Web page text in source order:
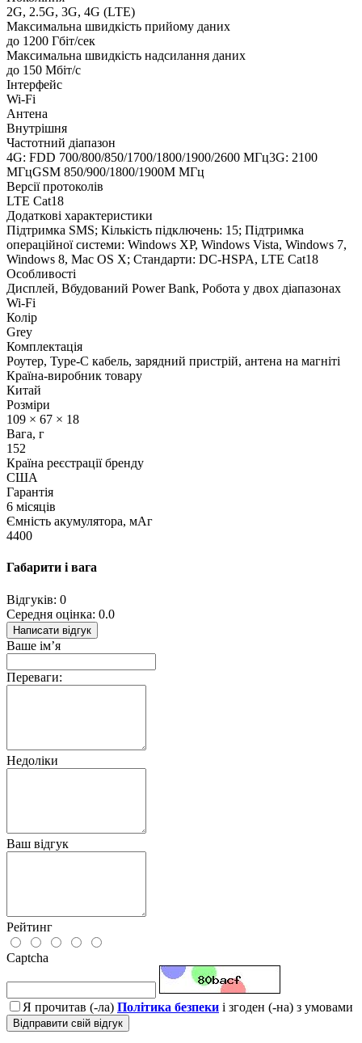
2G, 2.5G, 3G, 4G (LTE)
Максимальна швидкість прийому даних
до 1200 Гбіт/сек
Максимальна швидкість надсилання даних
до 150 Мбіт/с
Інтерфейс
Wi-Fi
Антена
Внутрішня
Частотний діапазон
4G: FDD 700/800/850/1700/1800/1900/2600 МГц3G: 2100
МГцGSM 850/900/1800/1900M МГц
Версії протоколів
LTE Cat18
Додаткові характеристики
Підтримка SMS; Кількість підключень: 15; Підтримка
операційної системи: Windows XP, Windows Vista, Windows 7,
Windows 8, Mac OS X; Стандарти: DC-HSPA, LTE Cat18
Особливості
Дисплей, Вбудований Power Bank, Робота у двох діапазонах
Wi-Fi
Колір
Grey
Комплектація
Роутер, Type-C кабель, зарядний пристрій, антена на магніті
Країна-виробник товару
Китай
Розміри
109 × 67 × 18
Вага, г
152
Країна реєстрації бренду
США
Гарантія
6 місяців
Ємність акумулятора, мАг
4400
Габарити і вага
Відгуків: 0
Середня оцінка: 0.0
Написати відгук
Ваше ім’я
Переваги:
Недоліки
Ваш відгук
Рейтинг
Captcha
Я прочитав (-ла) Політика безпеки і згоден (-на) з умовами
Відправити свій відгук